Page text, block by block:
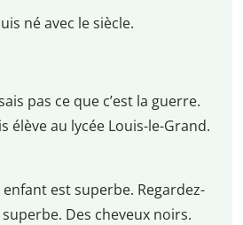
né avec le siècle.
pas ce que c’est la guerre.
élève au lycée Louis-le-Grand.
est superbe. Regardez-
Des cheveux noirs.